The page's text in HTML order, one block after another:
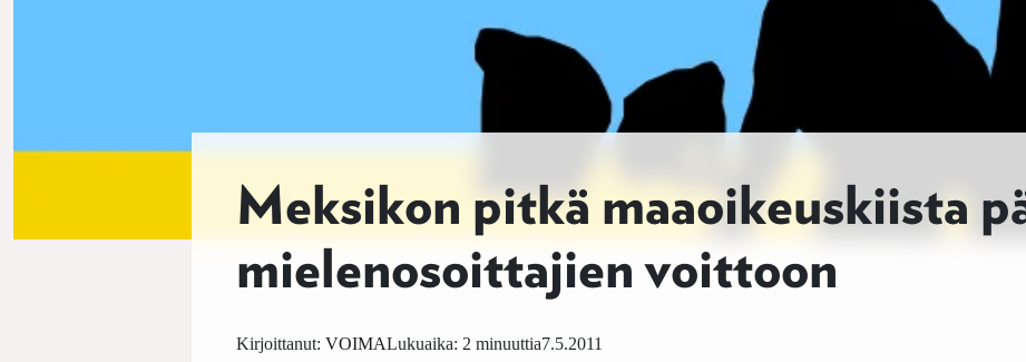
Meksikon pitkä maaoikeuskiista
mielenosoittajien voittoon
7.5.2011
Kirjoittanut: VOIMALukuaika: 2 minuuttia